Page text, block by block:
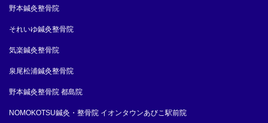
野本鍼灸整骨院
それいゆ鍼灸整骨院
気楽鍼灸整骨院
泉尾松浦鍼灸整骨院
野本鍼灸整骨院 都島院
NOMOKOTSU鍼灸・整骨院 イオンタウンあびこ駅前院